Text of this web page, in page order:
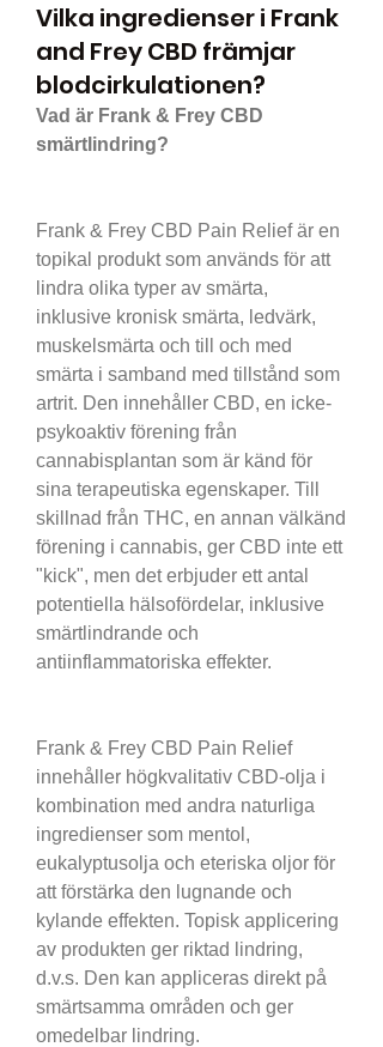
Vilka ingredienser i Frank
and Frey CBD främjar
blodcirkulationen?
Vad är Frank & Frey CBD
smärtlindring?
Frank & Frey CBD Pain Relief är en
topikal produkt som används för att
lindra olika typer av smärta,
inklusive kronisk smärta, ledvärk,
muskelsmärta och till och med
smärta i samband med tillstånd som
artrit. Den innehåller CBD, en icke-
psykoaktiv förening från
cannabisplantan som är känd för
sina terapeutiska egenskaper. Till
skillnad från THC, en annan välkänd
förening i cannabis, ger CBD inte ett
"kick", men det erbjuder ett antal
potentiella hälsofördelar, inklusive
smärtlindrande och
antiinflammatoriska effekter.
Frank & Frey CBD Pain Relief
innehåller högkvalitativ CBD-olja i
kombination med andra naturliga
ingredienser som mentol,
eukalyptusolja och eteriska oljor för
att förstärka den lugnande och
kylande effekten. Topisk applicering
av produkten ger riktad lindring,
d.v.s. Den kan appliceras direkt på
smärtsamma områden och ger
omedelbar lindring.